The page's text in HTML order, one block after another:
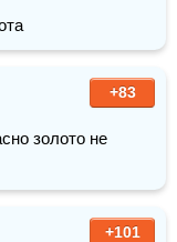
+83
золото не
+101